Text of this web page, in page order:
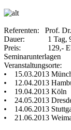
Referenten: Prof.
Dauer: 1 Tag,
Preis: 129,- EUR
Seminarunterlagen
Veranstaltungsorte:
• 15.03.2013
• 12.04.2013
• 19.04.2013 Köln
• 24.05.2013
• 14.06.2013
• 21.06.2013